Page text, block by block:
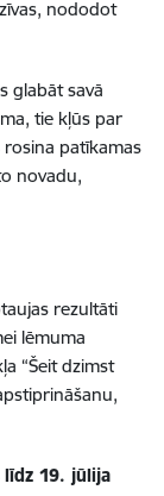
nododot
glabāt savā
tie kļūs par
patīkamas
novadu,
rezultāti
lēmuma
“Šeit dzimst
līdz 19. jūlija